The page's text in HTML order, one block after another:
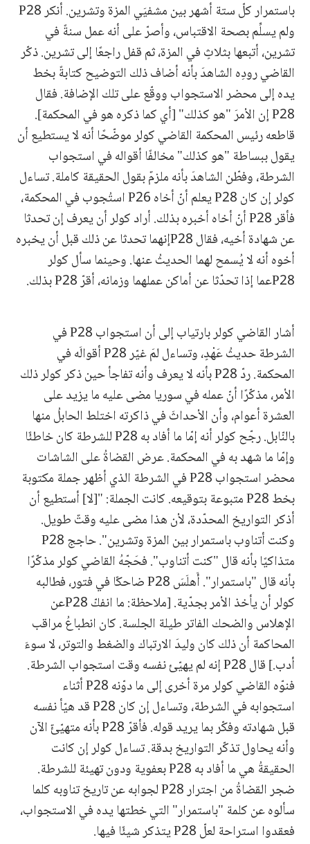
باستمرار كلّ ستة أشهر بين مشفيَي المزة وتشرين. أنكر P28
ولم يسلِّم بصحة الاقتباس، وأصرّ على أنه عمل سنةً في
تشرين، أتبعها بثلاثٍ في المزة، ثم قفل راجعًا إلى تشرين. ذكّر
القاضي رودِه الشاهدَ بأنه أضاف ذلك التوضيح كتابةً بخط
يده إلى محضر الاستجواب ووقّع على تلك الإضافة. فقال
P28 إن الأمرَ "هو كذلك" [أي كما ذكره هو في المحكمة].
قاطعه رئيس المحكمة القاضي كولر موضّحًا أنه لا يستطيع أن
يقول ببساطة "هو كذلك" مخالفًا أقواله في استجواب
الشرطة، وفطّن الشاهدَ بأنه ملزمٌ بقول الحقيقة كاملة. تساءل
كولر إن كان P28 يعلم أنّ أخاه P26 استُجوب في المحكمة،
فأقر P28 أنّ أخاه أخبره بذلك. أراد كولر أن يعرف إن تحدثا
عن شهادة أخيه، فقال P28إنهما تحدثا عن ذلك قبل أن يخبره
أخوه أنه لا يُسمح لهما الحديثُ عنها. وحينما سأل كولر
P28عما إذا تحدّثا عن أماكن عملهما وزمانه، أقرّ P28 بذلك.
أشار القاضي كولر بارتياب إلى أن استجواب P28 في
الشرطة حديثُ عَهْدٍ، وتساءل لمَ غيّر P28 أقوالَه في
المحكمة. ردّ P28 بأنه لا يعرف وأنه تفاجأ حين ذكر كولر ذلك
الأمر، مذكّرًا أنّ عمله في سوريا مضى عليه ما يزيد على
العشرة أعوام، وأن الأحداثَ في ذاكرته اختلط الحابلُ منها
بالنّابل. رجّح كولر أنه إمّا ما أفاد به P28 للشرطة كان خاطئًا
وإمّا ما شهد به في المحكمة. عرض القضاةُ على الشاشات
محضر استجواب P28 في الشرطة الذي أظهر جملة مكتوبة
بخط P28 متبوعة بتوقيعه. كانت الجملة: "[لا] أستطيع أن
أذكر التواريخ المحدّدة، لأن هذا مضى عليه وقتٌ طويل.
وكنت أتناوب باستمرار بين المزة وتشرين". حاجج P28
متذاكيًا بأنه قال "كنت أتناوب". فحَجّهُ القاضي كولر مذكّرًا
بأنه قال "باستمرار". أَهلَسَ P28 ضاحكًا في فتور، فطالبه
كولر أن يأخذ الأمر بجدّية. [ملاحظة: ما انفكّ P28عن
الإهلاس والضحك الفاتر طيلة الجلسة. كان انطباعُ مراقب
المحاكمة أن ذلك كان وليدَ الارتباك والضغط والتوتر، لا سوءَ
أدب.] قال P28 إنه لم يهيّئ نفسه وقت استجواب الشرطة.
فنوّه القاضي كولر مرة أخرى إلى ما دوّنه P28 أثناء
استجوابه في الشرطة، وتساءل إن كان P28 قد هيّأ نفسه
قبل شهادته وفكّر بما يريد قوله. فأقرّ P28 بأنه متهيّئٌ الآن
وأنه يحاول تذكّر التواريخ بدقة. تساءل كولر إن كانت
الحقيقةُ هي ما أفاد به P28 بعفوية ودون تهيئة للشرطة.
ضجر القضاةُ من اجترار P28 لجوابه عن تاريخ تناوبه كلما
سألوه عن كلمة "باستمرار" التي خطتها يده في الاستجواب،
فعقدوا استراحة لعلّ P28 يتذكر شيئًا فيها.